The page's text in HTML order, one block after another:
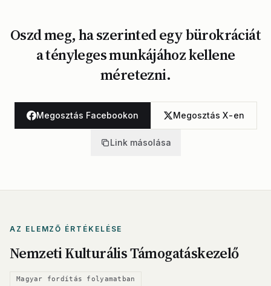
Oszd meg, ha szerinted egy bürokráciát
a tényleges munkájához kellene
méretezni.
Megosztás Facebookon Megosztás X-en
Link másolása
AZ ELEMZŐ ÉRTÉKELÉSE
Nemzeti Kulturális Támogatáskezelő
Magyar fordítás folyamatban